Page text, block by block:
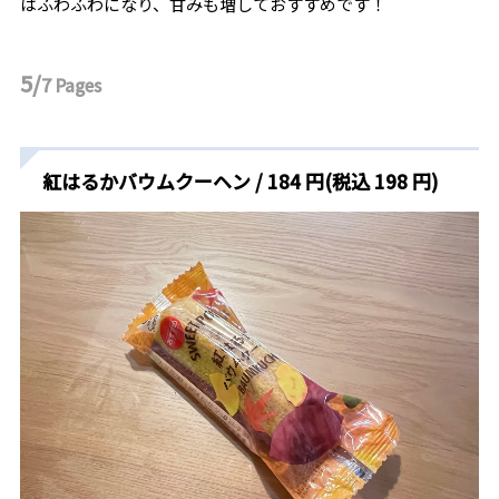
5/7Pages
紅はるかバウムクーヘン / 184 円(税込 198 円)